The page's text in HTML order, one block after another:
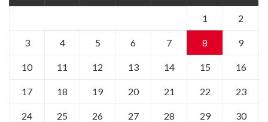
1 2
3 4 5 6 7 8 9
10 11 12 13 14 15 16
17 18 19 20 21 22 23
24 25 26 27 28 29 30